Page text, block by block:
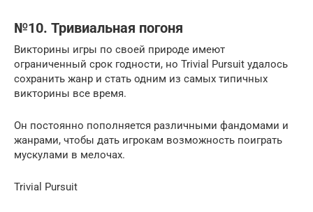
№10. Тривиальная погоня
Викторины игры по своей природе имеют
ограниченный срок годности, но Trivial Pursuit удалось
сохранить жанр и стать одним из самых типичных
викторины все время.
Он постоянно пополняется различными фандомами и
жанрами, чтобы дать игрокам возможность поиграть
мускулами в мелочах.
Trivial Pursuit